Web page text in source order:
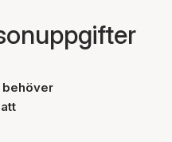
behöver